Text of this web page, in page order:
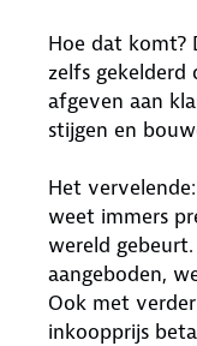
Hoe dat komt?
zelfs
afgeven aan
stijgen en
Het
weet immers
wereld
aangeboden,
Ook met
inkoopprijs